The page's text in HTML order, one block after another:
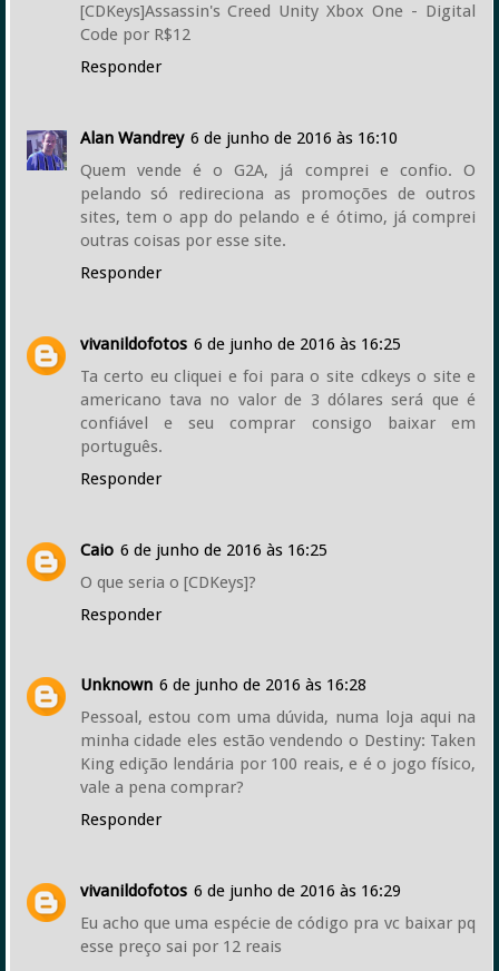
[CDKeys]Assassin's Creed Unity Xbox One - Digital
Code por R$12
Responder
Alan Wandrey 6 de junho de 2016 às 16:10
Quem vende é o G2A, já comprei e confio. O
pelando só redireciona as promoções de outros
sites, tem o app do pelando e é ótimo, já comprei
outras coisas por esse site.
Responder
vivanildofotos 6 de junho de 2016 às 16:25
Ta certo eu cliquei e foi para o site cdkeys o site e
americano tava no valor de 3 dólares será que é
confiável e seu comprar consigo baixar em
português.
Responder
Caio 6 de junho de 2016 às 16:25
O que seria o [CDKeys]?
Responder
Unknown 6 de junho de 2016 às 16:28
Pessoal, estou com uma dúvida, numa loja aqui na
minha cidade eles estão vendendo o Destiny: Taken
King edição lendária por 100 reais, e é o jogo físico,
vale a pena comprar?
Responder
vivanildofotos 6 de junho de 2016 às 16:29
Eu acho que uma espécie de código pra vc baixar pq
esse preço sai por 12 reais